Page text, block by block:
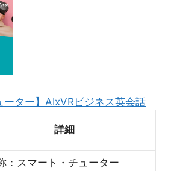
ーター】AIxVRビジネス英会話
詳細
：スマート・チューター